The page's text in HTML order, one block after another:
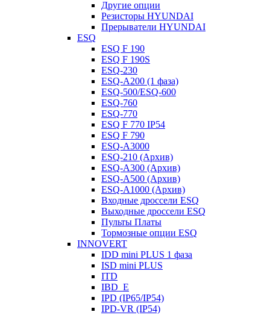
Другие опции
Резисторы HYUNDAI
Прерыватели HYUNDAI
ESQ
ESQ F 190
ESQ F 190S
ESQ-230
ESQ-A200 (1 фаза)
ESQ-500/ESQ-600
ESQ-760
ESQ-770
ESQ F 770 IP54
ESQ F 790
ESQ-A3000
ESQ-210 (Архив)
ESQ-A300 (Архив)
ESQ-A500 (Архив)
ESQ-A1000 (Архив)
Входные дроссели ESQ
Выходные дроссели ESQ
Пульты Платы
Тормозные опции ESQ
INNOVERT
IDD mini PLUS 1 фаза
ISD mini PLUS
ITD
IBD_E
IPD (IP65/IP54)
IРD-VR (IP54)